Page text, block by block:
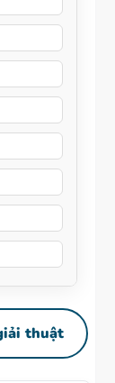
thuật